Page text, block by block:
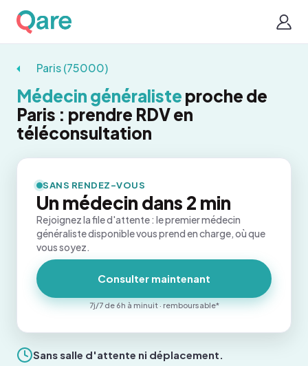
Paris (75000)
Médecin généraliste proche de
Paris : prendre RDV en
téléconsultation
Sans salle d'attente ni déplacement.
SANS RENDEZ-VOUS
Un médecin dans 2 min
Rejoignez la file d'attente : le premier médecin
généraliste disponible vous prend en charge, où que
vous soyez.
Consulter maintenant
7j/7 de 6h à minuit · remboursable*